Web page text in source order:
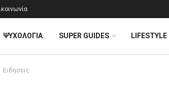
ΨΥΧΟΛΟΓΊΑ SUPER GUIDES LIFESTYLE
Ειδησεις